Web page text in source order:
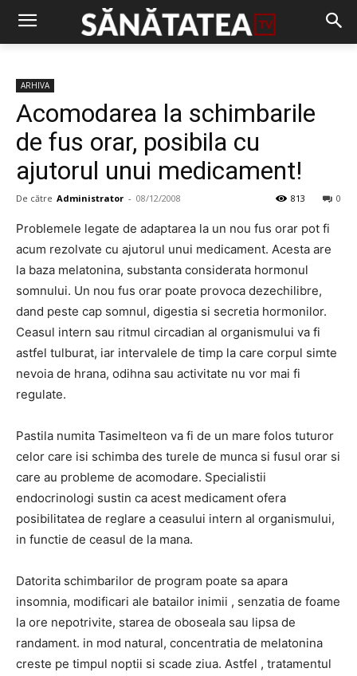
ARHIVA
Acomodarea la schimbarile
de fus orar, posibila cu
ajutorul unui medicament!
De către Administrator - 08/12/2008 0
813
Problemele legate de adaptarea la un nou fus orar pot fi
acum rezolvate cu ajutorul unui medicament. Acesta are
la baza melatonina, substanta considerata hormonul
somnului. Un nou fus orar poate provoca dezechilibre,
dand peste cap somnul, digestia si secretia hormonilor.
Ceasul intern sau ritmul circadian al organismului va fi
astfel tulburat, iar intervalele de timp la care corpul simte
nevoia de hrana, odihna sau activitate nu vor mai fi
regulate.
Pastila numita Tasimelteon va fi de un mare folos tuturor
celor care isi schimba des turele de munca si fusul orar si
care au probleme de acomodare. Specialistii
endocrinologi sustin ca acest medicament ofera
posibilitatea de reglare a ceasului intern al organismului,
in functie de ceasul de la mana.
Datorita schimbarilor de program poate sa apara
insomnia, modificari ale batailor inimii , senzatia de foame
la ore nepotrivite, starea de oboseala sau lipsa de
randament. in mod natural, concentratia de melatonina
creste pe timpul noptii si scade ziua. Astfel , tratamentul